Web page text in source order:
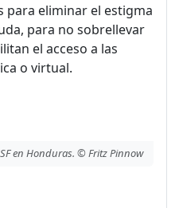
para eliminar el estigma
para no sobrellevar
el acceso a las
o virtual.
en Honduras. © Fritz Pinnow